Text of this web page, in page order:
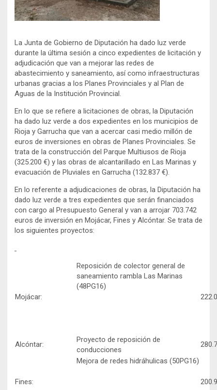
La Junta de Gobierno de Diputación ha dado luz verde
durante la última sesión a cinco expedientes de licitación y
adjudicación que van a mejorar las redes de
abastecimiento y saneamiento, así como infraestructuras
urbanas gracias a los Planes Provinciales y al Plan de
Aguas de la Institución Provincial.
En lo que se refiere a licitaciones de obras, la Diputación
ha dado luz verde a dos expedientes en los municipios de
Rioja y Garrucha que van a acercar casi medio millón de
euros de inversiones en obras de Planes Provinciales. Se
trata de la construcción del Parque Multiusos de Rioja
(325.200 €) y las obras de alcantarillado en Las Marinas y
evacuación de Pluviales en Garrucha (132.837 €).
En lo referente a adjudicaciones de obras, la Diputación ha
dado luz verde a tres expedientes que serán financiados
con cargo al Presupuesto General y van a arrojar 703.742
euros de inversión en Mojácar, Fines y Alcóntar. Se trata de
los siguientes proyectos:
Mojácar:
Reposición de colector general de
saneamiento rambla Las Marinas
(48PG16)
Alcóntar:
Proyecto de reposición de
conducciones
Fines:
Mejora de redes hidráhulicas (50PG16)